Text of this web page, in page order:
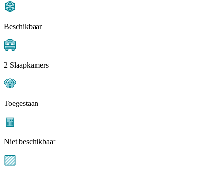
Beschikbaar
2 Slaapkamers
Toegestaan
Niet beschikbaar